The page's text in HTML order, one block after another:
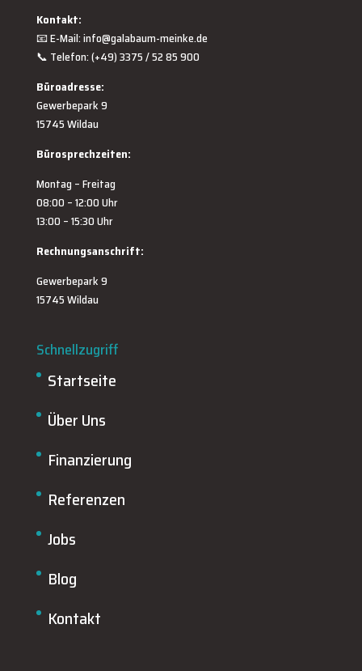
Kontakt:
📧 E-Mail:info@galabaum-meinke.de
📞 Telefon: (+49) 3375 / 52 85 900
Büroadresse:
Gewerbepark 9
15745 Wildau
Bürosprechzeiten:
Montag – Freitag
08:00 – 12:00 Uhr
13:00 – 15:30 Uhr
Rechnungsanschrift:
Gewerbepark 9
15745 Wildau
Schnellzugriff
Startseite
Über Uns
Finanzierung
Referenzen
Jobs
Blog
Kontakt